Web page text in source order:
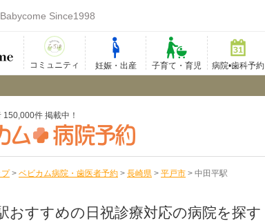
Since1998
コミュニティ 妊娠・出産 子育て・育児 病院•歯科予約
150,000件 掲載中！
> ベビカム病院・歯医者予約 > 長崎県 > 平戸市 > 中田平駅
おすすめの日祝診療対応の病院を探す